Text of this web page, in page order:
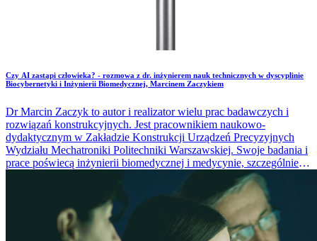
Czy AI zastąpi człowieka? - rozmowa z dr. inżynierem nauk technicznych w dyscyplinie
Biocybernetyki i Inżynierii Biomedycznej, Marcinem Zaczykiem
Dr Marcin Zaczyk to autor i realizator wielu prac badawczych i
rozwiązań konstrukcyjnych. Jest pracownikiem naukowo-
dydaktycznym w Zakładzie Konstrukcji Urządzeń Precyzyjnych
Wydziału Mechatroniki Politechniki Warszawskiej. Swoje badania i
prace poświecą inżynierii biomedycznej i medycynie, szczególnie
zagadnieniom biomechaniki w procesach leczenia operacyjnego z
wykorzystaniem implantów oraz osprzętu biomedycznego.
Wykładowca WUMed.